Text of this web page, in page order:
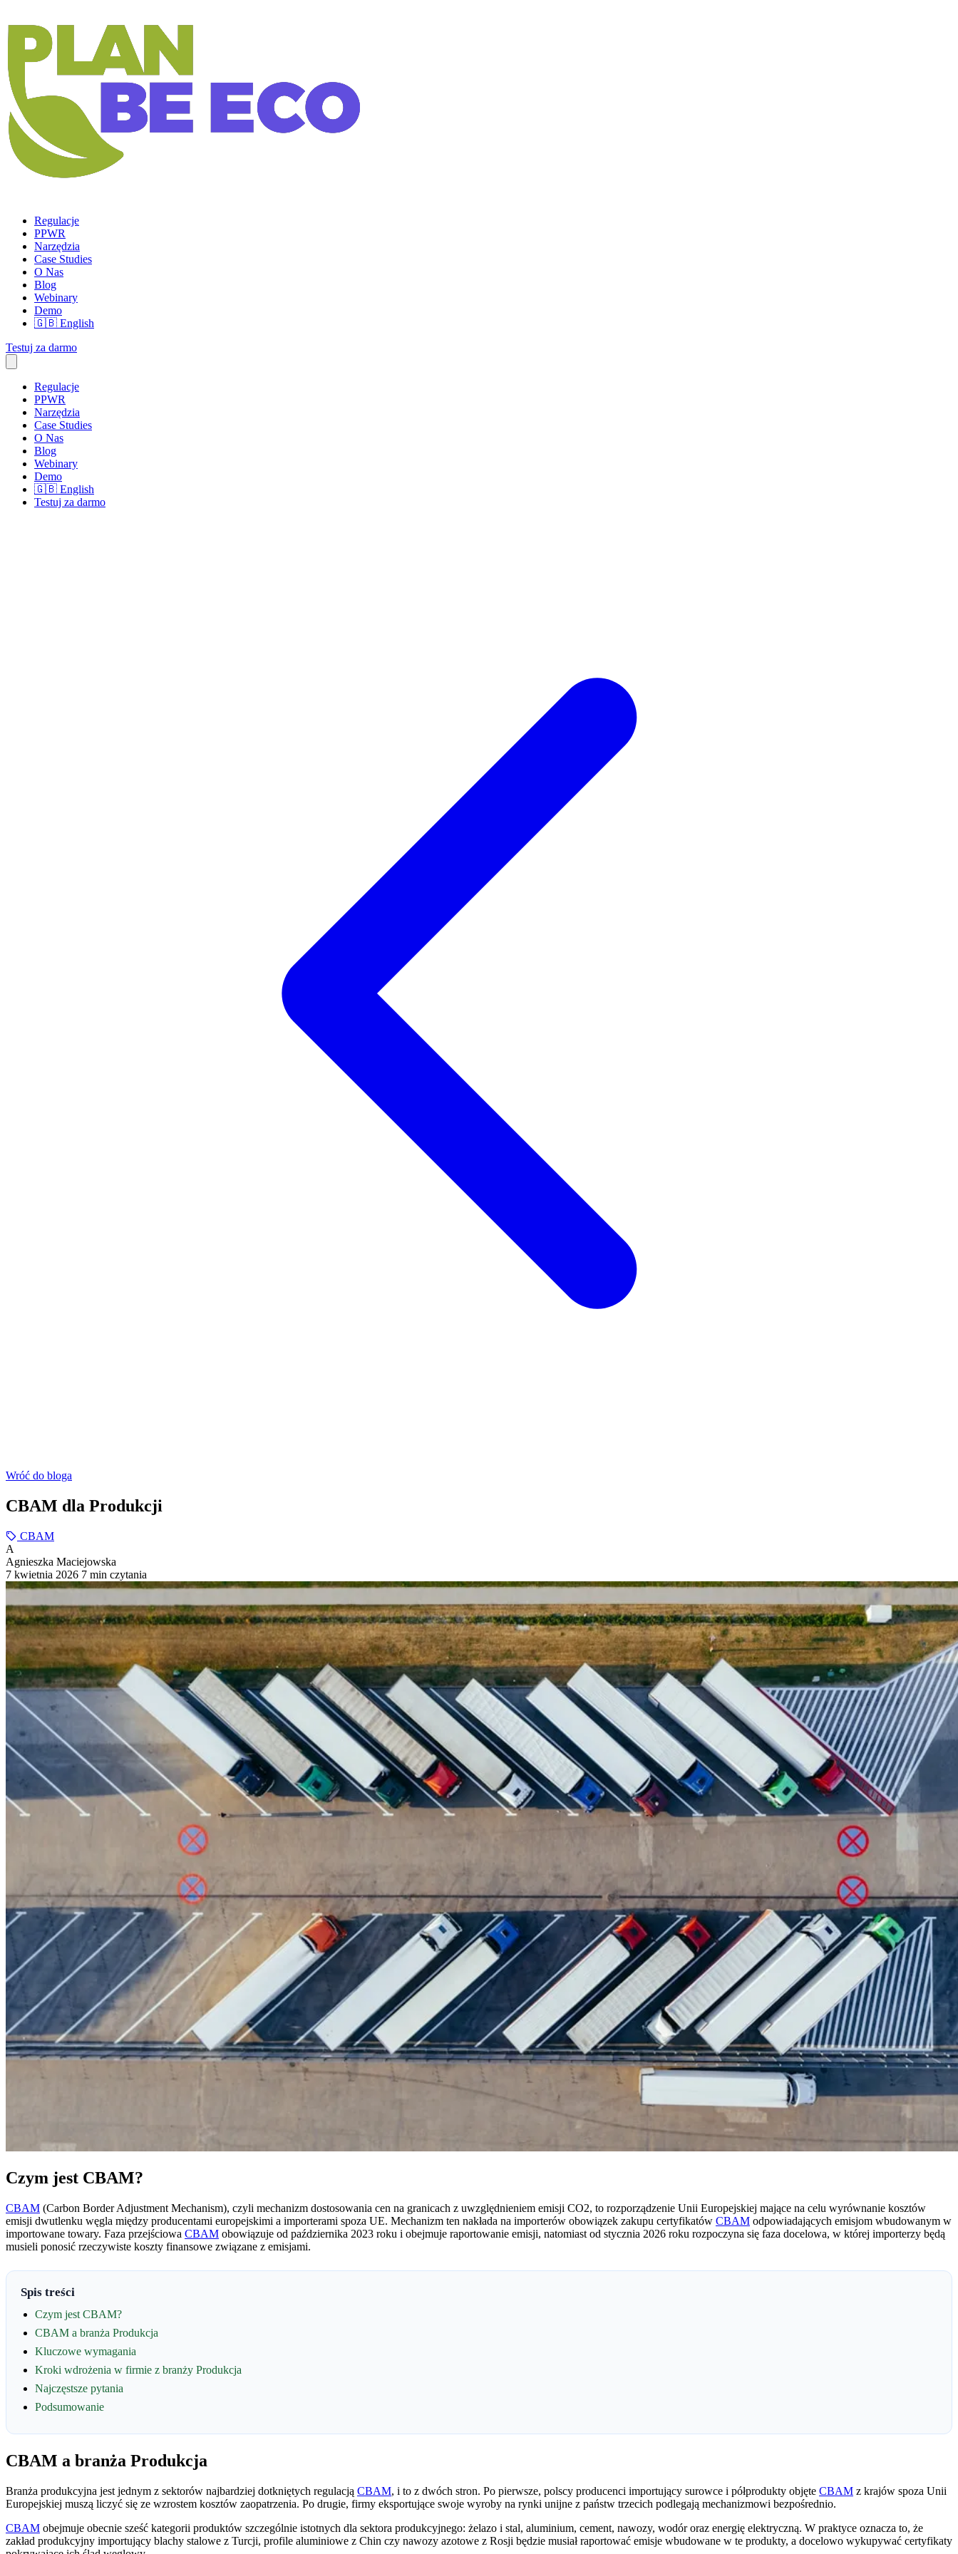
Regulacje
PPWR
Narzędzia
Case Studies
O Nas
Blog
Webinary
Demo
🇬🇧 English
Testuj za darmo
Regulacje
PPWR
Narzędzia
Case Studies
O Nas
Blog
Webinary
Demo
🇬🇧 English
Testuj za darmo
Wróć do bloga
CBAM dla Produkcji
CBAM
A
Agnieszka Maciejowska
7 kwietnia 2026 7 min czytania
Czym jest CBAM?
CBAM (Carbon Border Adjustment Mechanism), czyli mechanizm dostosowania cen na granicach z uwzględnieniem emisji CO2, to rozporządzenie Unii Europejskiej mające na celu wyrównanie kosztów
emisji dwutlenku węgla między producentami europejskimi a importerami spoza UE. Mechanizm ten nakłada na importerów obowiązek zakupu certyfikatów CBAM odpowiadających emisjom wbudowanym w
importowane towary. Faza przejściowa CBAM obowiązuje od października 2023 roku i obejmuje raportowanie emisji, natomiast od stycznia 2026 roku rozpoczyna się faza docelowa, w której importerzy będą
musieli ponosić rzeczywiste koszty finansowe związane z emisjami.
Spis treści
Czym jest CBAM?
CBAM a branża Produkcja
Kluczowe wymagania
Kroki wdrożenia w firmie z branży Produkcja
Najczęstsze pytania
Podsumowanie
CBAM a branża Produkcja
Branża produkcyjna jest jednym z sektorów najbardziej dotkniętych regulacją CBAM, i to z dwóch stron. Po pierwsze, polscy producenci importujący surowce i półprodukty objęte CBAM z krajów spoza Unii
Europejskiej muszą liczyć się ze wzrostem kosztów zaopatrzenia. Po drugie, firmy eksportujące swoje wyroby na rynki unijne z państw trzecich podlegają mechanizmowi bezpośrednio.
CBAM obejmuje obecnie sześć kategorii produktów szczególnie istotnych dla sektora produkcyjnego: żelazo i stal, aluminium, cement, nawozy, wodór oraz energię elektryczną. W praktyce oznacza to, że
zakład produkcyjny importujący blachy stalowe z Turcji, profile aluminiowe z Chin czy nawozy azotowe z Rosji będzie musiał raportować emisje wbudowane w te produkty, a docelowo wykupywać certyfikaty